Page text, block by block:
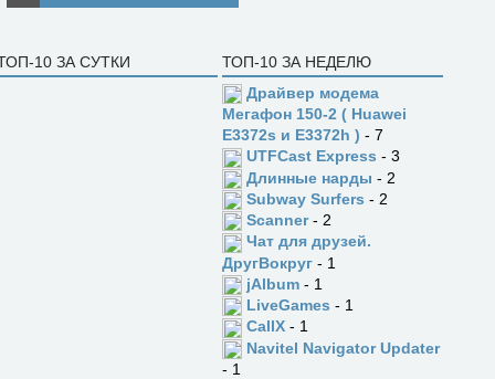
10 ЗА СУТКИ
ТОП-10 ЗА НЕДЕЛЮ
Драйвер модема
Мегафон 150-2 ( Huawei
E3372s и E3372h ) - 7
UTFCast Express - 3
Длинные нарды - 2
Subway Surfers - 2
Scanner- 2
Чат для друзей.
ДругВокруг - 1
jAlbum - 1
LiveGames - 1
CallX - 1
Navitel Navigator Updater
- 1